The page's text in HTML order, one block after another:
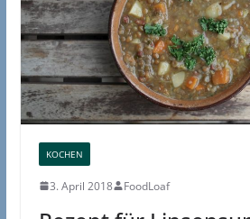
KOCHEN
3. April 2018 FoodLoaf